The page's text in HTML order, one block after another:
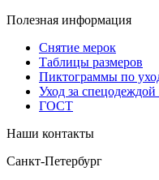
Полезная информация
Снятие мерок
Таблицы размеров
Пиктограммы по
Уход за
ГОСТ
Наши контакты
Санкт-Петербург